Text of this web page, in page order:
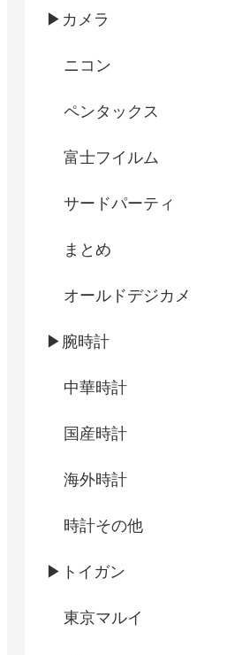
▶カメラ
ニコン
ペンタックス
富士フイルム
サードパーティ
まとめ
オールドデジカメ
▶腕時計
中華時計
国産時計
海外時計
時計その他
▶トイガン
東京マルイ